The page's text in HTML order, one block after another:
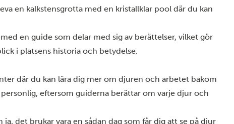
en kalkstensgrotta med en kristallklar pool där du kan
en guide som delar med sig av berättelser, vilket gör
i platsens historia och betydelse.
där du kan lära dig mer om djuren och arbetet bakom
eftersom guiderna berättar om varje djur och
det brukar vara en sådan dag som får dig att se på djur